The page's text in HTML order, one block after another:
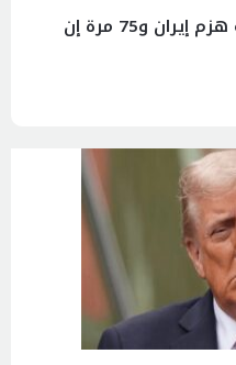
كوثري: ترامب زعم 106مرات إنه هزم إيران و75 مرة إن